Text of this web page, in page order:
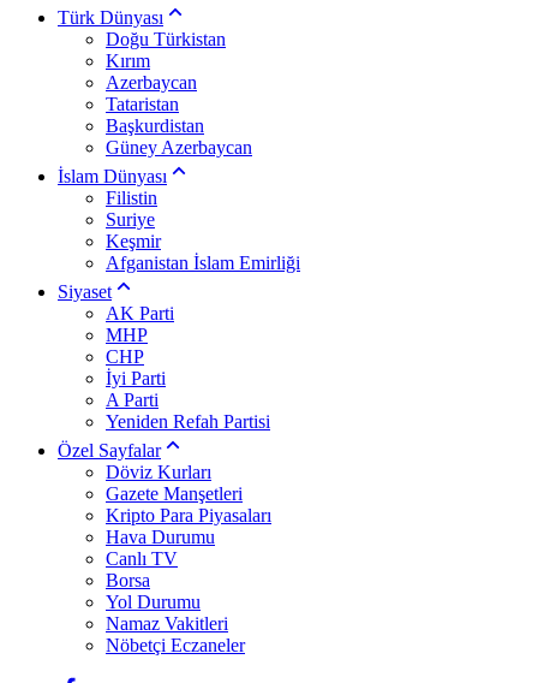
Türk Dünyası
Doğu Türkistan
Kırım
Azerbaycan
Tataristan
Başkurdistan
Güney Azerbaycan
İslam Dünyası
Filistin
Suriye
Keşmir
Afganistan İslam Emirliği
Siyaset
AK Parti
MHP
CHP
İyi Parti
A Parti
Yeniden Refah Partisi
Özel Sayfalar
Döviz Kurları
Gazete Manşetleri
Kripto Para Piyasaları
Hava Durumu
Canlı TV
Borsa
Yol Durumu
Namaz Vakitleri
Nöbetçi Eczaneler